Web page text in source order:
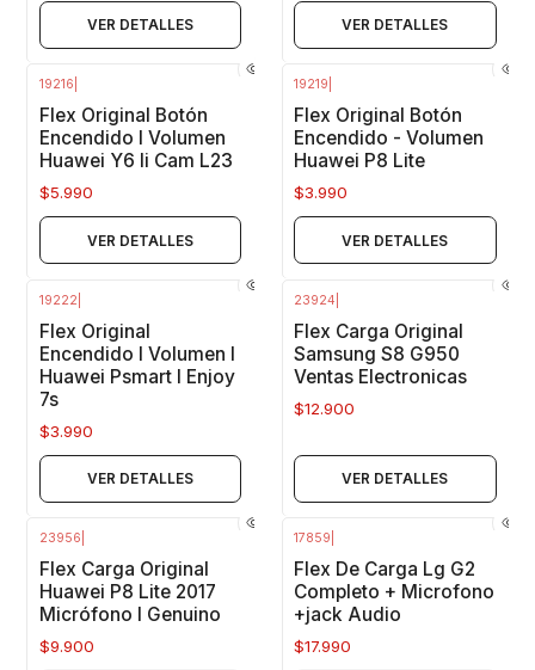
VER DETALLES VER DETALLES
19216
Flex Original Botón
Encendido I Volumen
Huawei Y6 Ii Cam L23
$5.990
VER DETALLES
19219
Flex Original Botón
Encendido - Volumen
Huawei P8 Lite
$3.990
VER DETALLES
19222
Flex Original
Encendido I Volumen I
Huawei Psmart I Enjoy
7s
$3.990
VER DETALLES
23924
Flex Carga Original
Samsung S8 G950
Ventas Electronicas
$12.900
VER DETALLES
23956
Flex Carga Original
Huawei P8 Lite 2017
Micrófono I Genuino
$9.900
17859
Flex De Carga Lg G2
Completo + Microfono
+jack Audio
$17.990